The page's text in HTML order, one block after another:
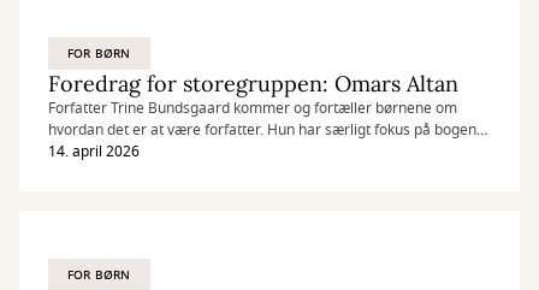
FOR BØRN
Foredrag for storegruppen: Omars Altan
Forfatter Trine Bundsgaard kommer og fortæller børnene om
hvordan det er at være forfatter. Hun har særligt fokus på bogen
'Omars altan', der handler om forholdet til naturen.
14. april 2026
FOR BØRN